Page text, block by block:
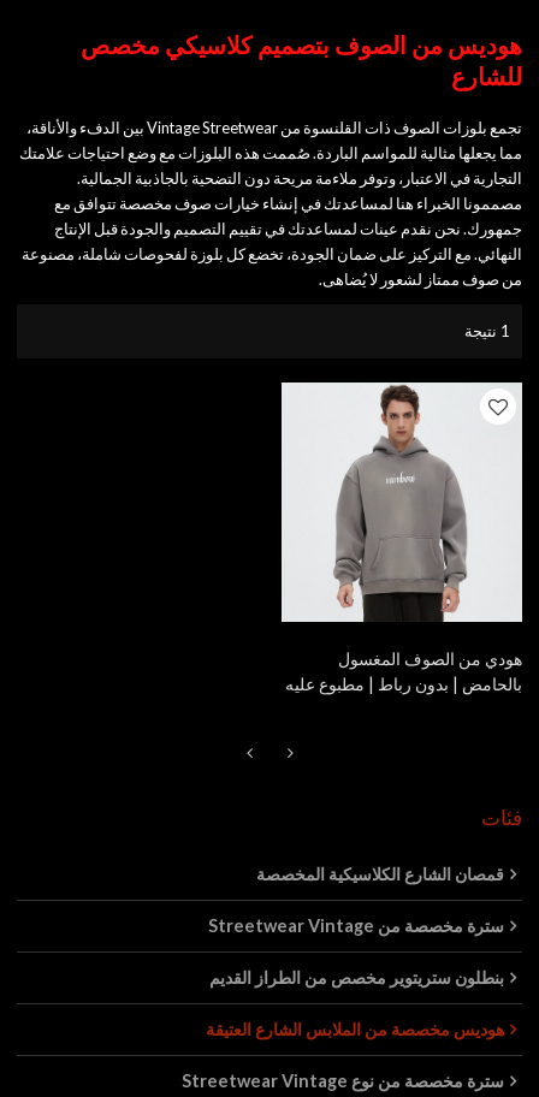
هوديس من الصوف بتصميم كلاسيكي مخصص
للشارع
تجمع بلوزات الصوف ذات القلنسوة من Vintage Streetwear بين الدفء والأناقة،
مما يجعلها مثالية للمواسم الباردة. صُممت هذه البلوزات مع وضع احتياجات علامتك
التجارية في الاعتبار، وتوفر ملاءمة مريحة دون التضحية بالجاذبية الجمالية.
مصممونا الخبراء هنا لمساعدتك في إنشاء خيارات صوف مخصصة تتوافق مع
جمهورك. نحن نقدم عينات لمساعدتك في تقييم التصميم والجودة قبل الإنتاج
النهائي. مع التركيز على ضمان الجودة، تخضع كل بلوزة لفحوصات شاملة، مصنوعة
من صوف ممتاز لشعور لا يُضاهى.
1 نتيجة
هودي من الصوف المغسول
بالحامض | بدون رباط | مطبوع عليه
فئات
قمصان الشارع الكلاسيكية المخصصة
سترة مخصصة من Streetwear Vintage
بنطلون ستريتوير مخصص من الطراز القديم
هوديس مخصصة من الملابس الشارع العتيقة
سترة مخصصة من نوع Streetwear Vintage